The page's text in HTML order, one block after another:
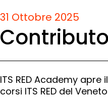
31 Ottobre 2025
ITS RED Academy
corsi ITS RED del